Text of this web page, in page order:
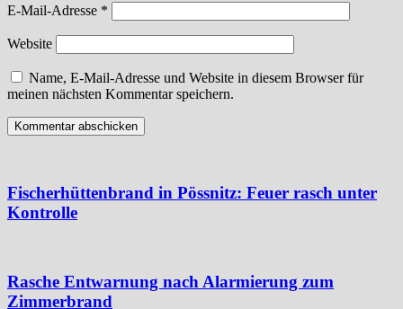
E-Mail-Adresse *
Website
Name, E-Mail-Adresse und Website in diesem Browser für
meinen nächsten Kommentar speichern.
Fischerhüttenbrand in Pössnitz: Feuer rasch unter
Kontrolle
Rasche Entwarnung nach Alarmierung zum
Zimmerbrand